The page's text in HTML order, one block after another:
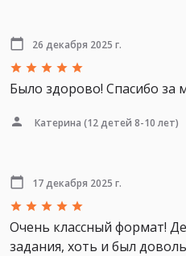
26 декабря 2025 г.
Было здорово! Спасибо за
Катерина (12 детей 8-10 лет)
17 декабря 2025 г.
Очень классный формат!
задания, хоть и был